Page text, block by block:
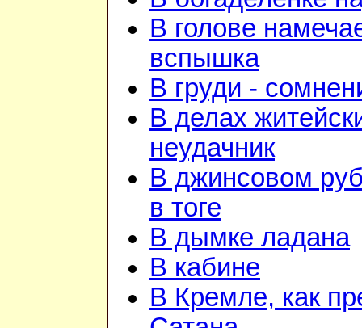
В голове
вспышка
В груди -
В делах
неудачник
В джинсовом
в тоге
В дымке ладана
В кабине
В Кремле, как